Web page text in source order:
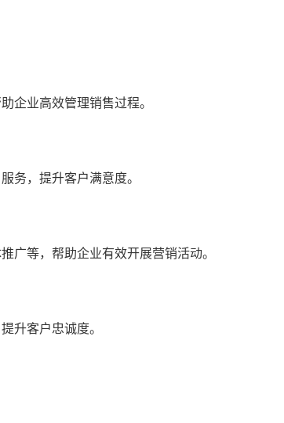
企业高效管理销售过程。
务，提升客户满意度。
广等，帮助企业有效开展营销活动。
升客户忠诚度。